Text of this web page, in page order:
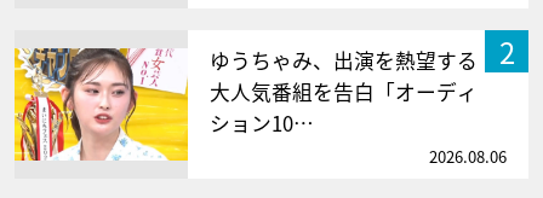
2
ゆうちゃみ、出演を熱望する
大人気番組を告白「オーディ
ション10…
2026.08.06